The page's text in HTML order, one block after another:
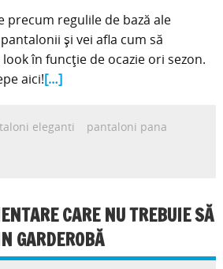
precum regulile de bază ale
și vei afla cum să
în funcție de ocazie ori sezon.
aici![…]
eleganti
pantaloni pana
CARE NU TREBUIE SĂ
GARDEROBĂ